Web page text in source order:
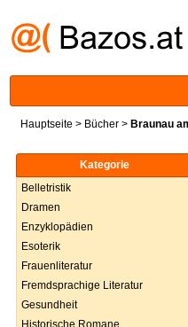
Hauptseite > Bücher > Braunau
Kategorie
Belletristik
Dramen
Enzyklopädien
Esoterik
Frauenliteratur
Fremdsprachige Literatur
Gesundheit
Historische Romane